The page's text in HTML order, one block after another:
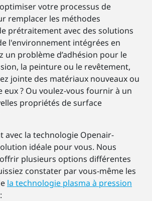
votre processus de
remplacer les méthodes
prétraitement avec des solutions
l'environnement intégrées en
un problème d’adhésion pour le
la peinture ou le revêtement,
jointe des matériaux nouveaux ou
eux ? Ou voulez-vous fournir à un
propriétés de surface
avec la technologie Openair-
idéale pour vous. Nous
plusieurs options différentes
constater par vous-même les
la technologie plasma à pression
: